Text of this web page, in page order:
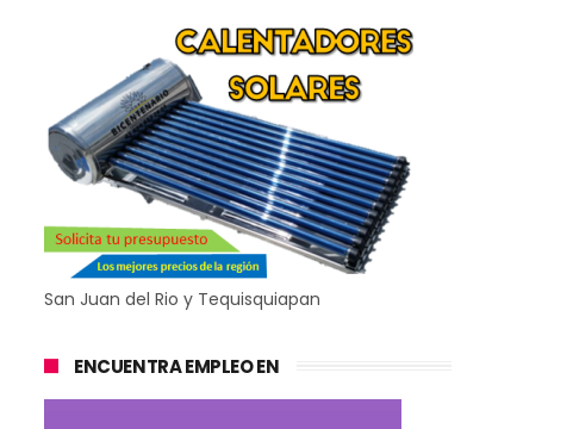
San Juan del Rio y Tequisquiapan
ENCUENTRA EMPLEO EN